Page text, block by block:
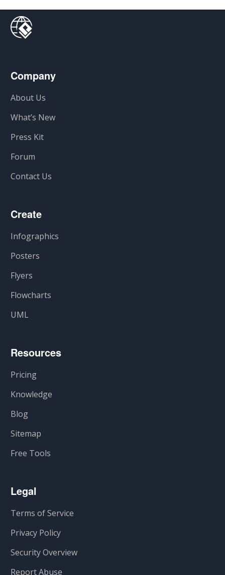
Company
About Us
What’s New
Press Kit
Forum
Contact Us
Create
Infographics
Posters
Flyers
Flowcharts
UML
Resources
Pricing
Knowledge
Blog
Sitemap
Free Tools
Legal
Terms of Service
Privacy Policy
Security Overview
Report Abuse